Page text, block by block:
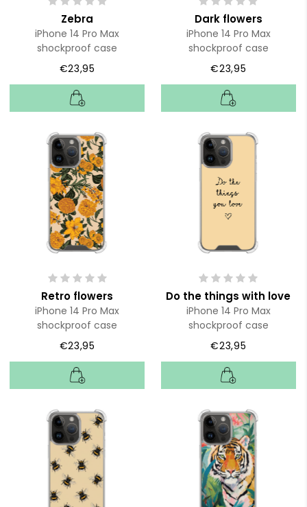
Zebra
iPhone 14 Pro Max
shockproof case
€23,95
Dark flowers
iPhone 14 Pro Max
shockproof case
€23,95
Retro flowers
iPhone 14 Pro Max
shockproof case
€23,95
Do the things with love
iPhone 14 Pro Max
shockproof case
€23,95